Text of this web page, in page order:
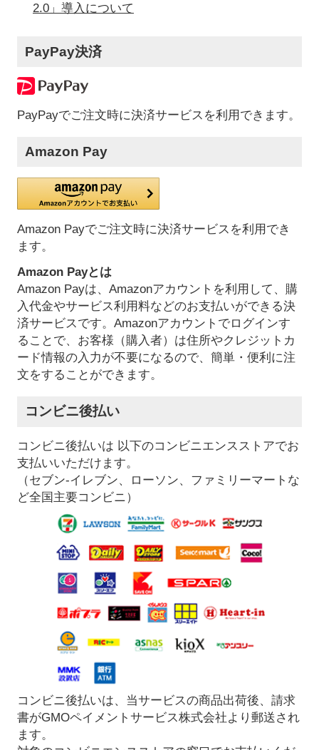
2.0」導入について
PayPay決済
PayPayでご注文時に決済サービスを利用できます。
Amazon Pay
Amazon Payでご注文時に決済サービスを利用でき
ます。
Amazon Payとは
Amazon Payは、Amazonアカウントを利用して、購
入代金やサービス利用料などのお支払いができる決
済サービスです。Amazonアカウントでログインす
ることで、お客様（購入者）は住所やクレジットカ
ード情報の入力が不要になるので、簡単・便利に注
文をすることができます。
コンビニ後払い
コンビニ後払いは 以下のコンビニエンスストアでお
支払いいただけます。
（セブン-イレブン、ローソン、ファミリーマートな
ど全国主要コンビニ）
コンビニ後払いは、当サービスの商品出荷後、請求
書がGMOペイメントサービス株式会社より郵送され
ます。